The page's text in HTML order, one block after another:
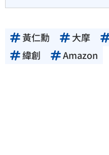
黃仁勳 大摩
緯創
Amazon